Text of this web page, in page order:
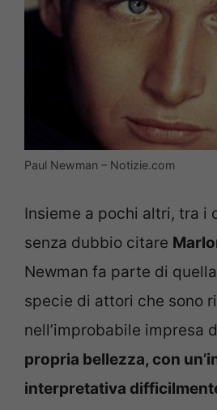
Paul Newman – Notizie.com
Insieme a pochi altri, tra i
senza dubbio citare
Newman fa parte di
specie di attori che sono
nell’improbabile impresa
propria bellezza, con
interpretativa